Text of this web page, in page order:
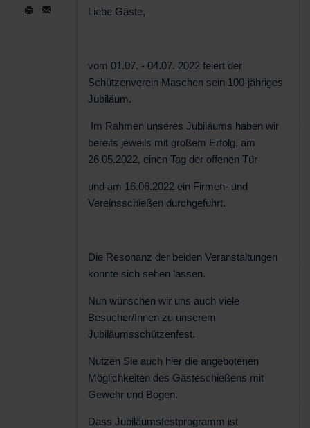
Liebe Gäste,
vom 01.07. - 04.07. 2022 feiert der
Schützenverein Maschen sein 100-jähriges
Jubiläum.
Im Rahmen unseres Jubiläums haben wir
bereits jeweils mit großem Erfolg, am
26.05.2022, einen Tag der offenen Tür
und am 16.06.2022 ein Firmen- und
Vereinsschießen durchgeführt.
Die Resonanz der beiden Veranstaltungen
konnte sich sehen lassen.
Nun wünschen wir uns auch viele
Besucher/Innen zu unserem
Jubiläumsschützenfest.
Nutzen Sie auch hier die angebotenen
Möglichkeiten des Gästeschießens mit
Gewehr und Bogen.
Dass Jubiläumsfestprogramm ist